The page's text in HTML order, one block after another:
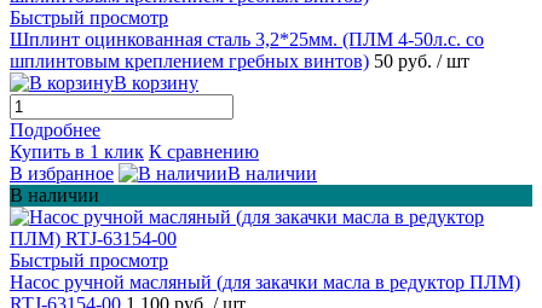
Быстрый просмотр
Шплинт оцинкованная сталь 3,2*25мм. (ПЛМ 4-50л.с. со
шплинтовым креплением гребных винтов) 50 руб. / шт
В корзину
Подробнее
Купить в 1 клик К сравнению
В избранное
В наличии
В наличии
Быстрый просмотр
Насос ручной масляный (для закачки масла в редуктор ПЛМ)
RTJ-63154-00 1 100 руб. / шт